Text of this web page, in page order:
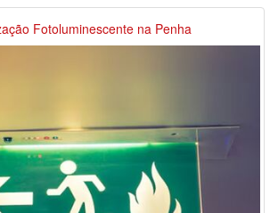
Fotoluminescente na Penha